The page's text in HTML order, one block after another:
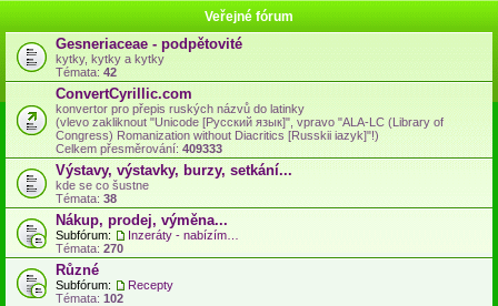
Veřejné fórum
Gesneriaceae - podpětovité
kytky, kytky a kytky
Témata: 42
ConvertCyrillic.com
konvertor pro přepis ruských názvů do latinky
(vlevo zakliknout "Unicode [Русский язык]", vpravo "ALA-LC (Library of
Congress) Romanization without Diacritics [Russkii iazyk]"!)
Celkem přesměrování:409333
Výstavy, výstavky, burzy, setkání...
kde se co šustne
Témata: 38
Nákup, prodej, výměna...
Subfórum:
Témata: 270
Různé
Subfórum:
Recepty
Témata: 102